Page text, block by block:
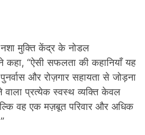
मुक्ति केंद्र के नोडल
कहा, “ऐसी सफलता की कहानियाँ यह
और रोज़गार सहायता से जोड़ना
वाला प्रत्येक स्वस्थ व्यक्ति केवल
वह एक मज़बूत परिवार और अधिक